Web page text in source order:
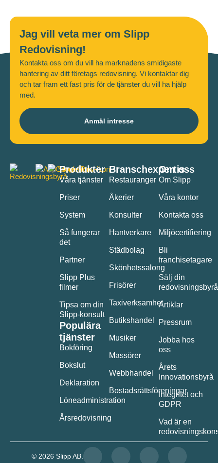
Jag vill veta mer om Slipp
Redovisning!
Kontakta oss om du vill ha marknadens smidigaste
hantering av ditt företags redovisning. Vi kontaktar dig
och tar fram ett fast pris för de tjänster du vill ha hjälp
med.
Anmäl intresse
Produkter
Våra tjänster
Priser
System
Så fungerar
det
Partner
Slipp Plus
filmer
Tipsa om din
Slipp-konsult
Populära
tjänster
Bokföring
Bokslut
Deklaration
Löneadministration
Årsredovisning
Branschexpertis
Restauranger
Åkerier
Konsulter
Hantverkare
Städbolag
Skönhetssalong
Frisörer
Taxiverksamhet
Butikshandel
Musiker
Massörer
Webbhandel
Bostadsrättsföreningar
Om oss
Om Slipp
Våra kontor
Kontakta oss
Miljöcertifiering
Bli
franchisetagare
Sälj din
redovisningsbyrå
Artiklar
Pressrum
Jobba hos
oss
Årets
Innovationsbyrå
Integritet och
GDPR
Vad är en
© 2026 Slipp AB.